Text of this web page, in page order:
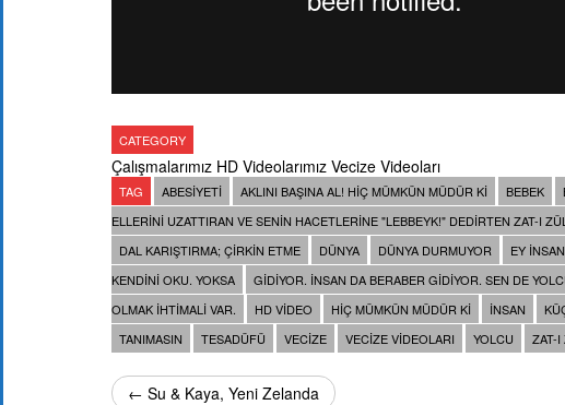
CATEGORY
Çalışmalarımız HD Videolarımız Vecize Videoları
TAG ABESIYETI AKLINI BAŞINA AL! HIÇ MÜMKÜN MÜDÜR KI BEBEK
ELLERINI UZATTIRAN VE SENIN HACETLERINE "LEBBEYK!" DEDIRTEN ZAT-I
DAL KARIŞTIRMA; ÇIRKIN ETME
DÜNYA DÜNYA DURMUYOR EY INSAN
KENDINI OKU. YOKSA
GIDIYOR. INSAN DA BERABER GIDIYOR. SEN DE
OLMAK IHTIMALI VAR.
HD VIDEO HIÇ MÜMKÜN MÜDÜR KI INSAN
TANIMASIN
TESADÜFÜ VECIZE VECIZE VIDEOLARI YOLCU ZAT-I
← Su & Kaya, Yeni Zelanda